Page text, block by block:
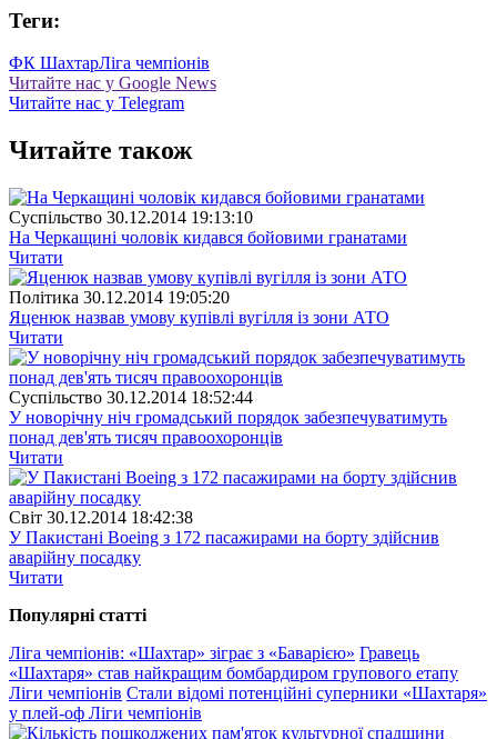
Теги:
ФК ШахтарЛіга чемпіонів
Читайте нас у Google News
Читайте нас у Telegram
Читайте також
Суспiльство 30.12.2014 19:13:10
На Черкащині чоловік кидався бойовими гранатами
Читати
Полiтика 30.12.2014 19:05:20
Яценюк назвав умову купівлі вугілля із зони АТО
Читати
Суспiльство 30.12.2014 18:52:44
У новорічну ніч громадський порядок забезпечуватимуть
понад дев'ять тисяч правоохоронців
Читати
Свiт 30.12.2014 18:42:38
У Пакистані Boeing з 172 пасажирами на борту здійснив
аварійну посадку
Читати
Популярнi статтi
Ліга чемпіонів: «Шахтар» зіграє з «Баварією» Гравець
«Шахтаря» став найкращим бомбардиром групового етапу
Ліги чемпіонів Стали відомі потенційні суперники «Шахтаря»
у плей-оф Ліги чемпіонів